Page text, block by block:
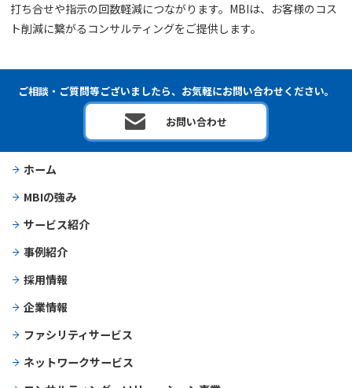
打ち合せや指示の回数軽減につながります。MBIは、お客様のコス
ト削減に繋がるコンサルティングをご提供します。
ご相談・ご質問等ございましたら、お気軽にお問い合わせください。
お問い合わせ
ホーム
MBIの強み
サービス紹介
事例紹介
採用情報
企業情報
ファシリティサービス
ネットワークサービス